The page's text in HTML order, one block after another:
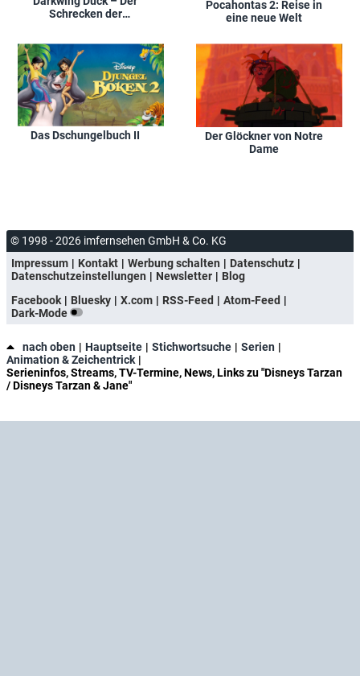
Schrecken der
Pocahontas 2: Reise in
eine neue Welt
Das Dschungelbuch II
Der Glöckner von Notre
Dame
© 1998 - 2026 imfernsehen GmbH & Co. KG
Impressum
Kontakt Werbung schalten
Datenschutz
Datenschutzeinstellungen
Newsletter
Blog
Facebook
Bluesky X.com RSS-Feed
Atom-Feed
Dark-Mode
nach oben Hauptseite Stichwortsuche
Serien
Animation & Zeichentrick
Serieninfos, Streams, TV-Termine, News, Links zu "Disneys Tarzan
/ Disneys Tarzan & Jane"